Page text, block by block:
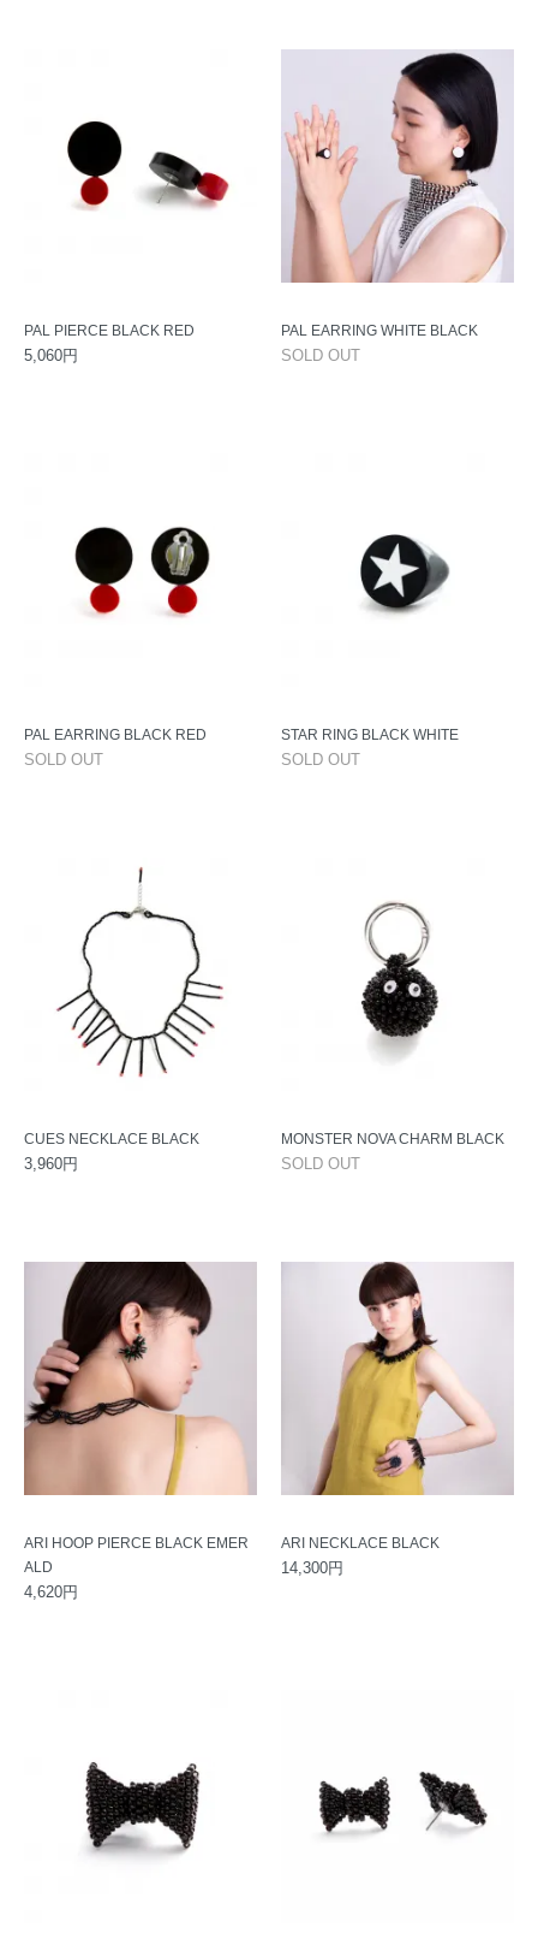
PAL PIERCE BLACK RED
5,060円
PAL EARRING WHITE BLACK
SOLD OUT
PAL EARRING BLACK RED
SOLD OUT
STAR RING BLACK WHITE
SOLD OUT
CUES NECKLACE BLACK
3,960円
MONSTER NOVA CHARM BLACK
SOLD OUT
ARI HOOP PIERCE BLACK EMER
ALD
4,620円
ARI NECKLACE BLACK
14,300円